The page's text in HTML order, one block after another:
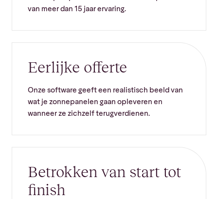
van meer dan 15 jaar ervaring.
Eerlijke offerte
Onze software geeft een realistisch beeld van
wat je zonnepanelen gaan opleveren en
wanneer ze zichzelf terugverdienen.
Betrokken van start tot
finish